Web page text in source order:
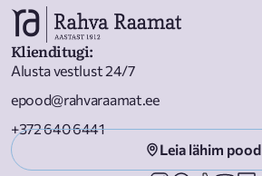
Klienditugi:
Alusta vestlust 24/7
epood@rahvaraamat.ee
+372 640 6441
Leia lähim pood